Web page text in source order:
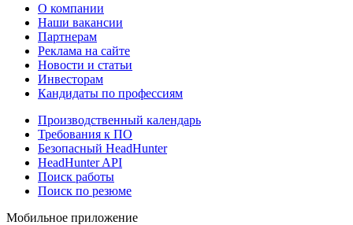
О компании
Наши вакансии
Партнерам
Реклама на сайте
Новости и статьи
Инвесторам
Кандидаты по профессиям
Производственный календарь
Требования к ПО
Безопасный HeadHunter
HeadHunter API
Поиск работы
Поиск по резюме
Мобильное приложение